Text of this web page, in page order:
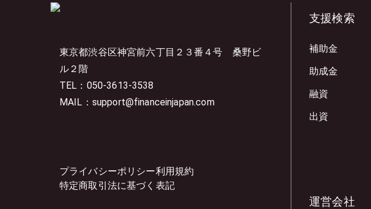
東京都渋谷区神宮前六丁目２３番４号 桑野ビ
ル２階
TEL：050-3613-3538
MAIL：support@financeinjapan.com
プライバシーポリシー利用規約
特定商取引法に基づく表記
支援検索
補助金
助成金
融資
出資
運営会社